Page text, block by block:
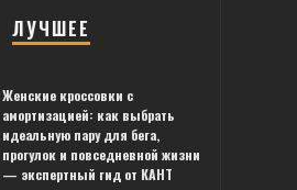
ЛУЧШЕЕ
Женские кроссовки с
амортизацией: как выбрать
идеальную пару для бега,
прогулок и повседневной жизни
— экспертный гид от КАНТ